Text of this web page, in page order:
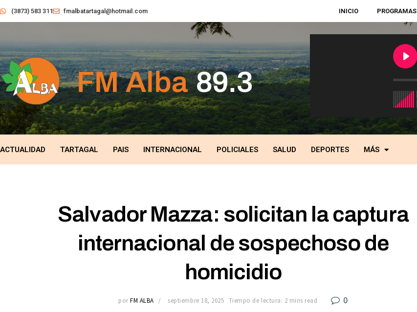
(3873) 583 311 fmalbatartagal@hotmail.com INICIO PROGRAMAS
ACTUALIDAD TARTAGAL PAIS INTERNACIONAL POLICIALES SALUD DEPORTES MÁS
Salvador Mazza: solicitan la captura
internacional de sospechoso de
homicidio
por FM ALBA septiembre 18, 2025 Tiempo de lectura: 2 mins read 0